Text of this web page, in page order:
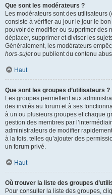
Que sont les modérateurs ?
Les modérateurs sont des utilisateurs
consiste à vérifier au jour le jour le
pouvoir de modifier ou supprimer des
déplacer, supprimer et diviser les
Généralement, les modérateurs
hors-sujetou publient du contenu
Haut
Que sont les groupes d’utilisateurs ?
Les groupes permettent aux
des invités au forum et à ses
à un ou plusieurs groupes et chaque
gestion des membres par
administrateurs de modifier
à la fois, telles qu’ajouter des
un forum privé.
Haut
Où trouver la liste des groupes
Pour consulter la liste des groupes,